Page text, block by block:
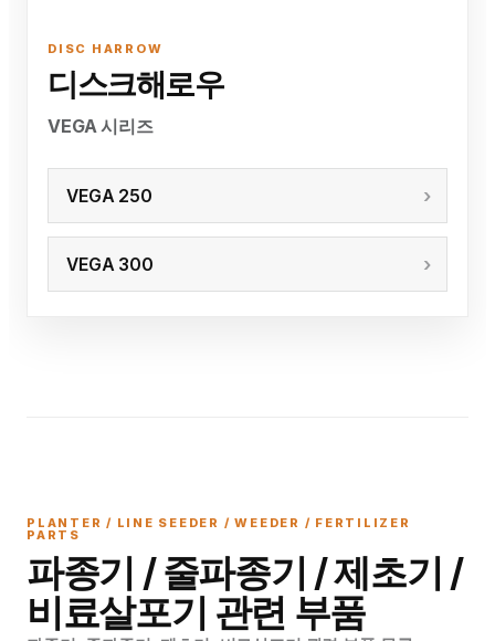
DISC HARROW
디스크해로우
VEGA 시리즈
VEGA 250
VEGA 300
PLANTER / LINE SEEDER / WEEDER / FERTILIZER
PARTS
파종기 / 줄파종기 / 제초기 /
비료살포기 관련 부품